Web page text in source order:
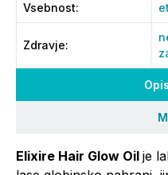
Elixire Hair Glow Oil je
Vsebnost:
Zdravje: